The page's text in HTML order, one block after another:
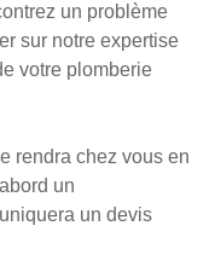
un problème
sur notre expertise
votre plomberie
rendra chez vous en
un
un devis